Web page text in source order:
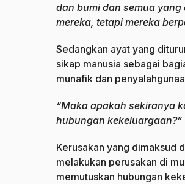
dan bumi dan semua
mereka, tetapi mereka
Sedangkan ayat yang
sikap manusia sebagai
munafik dan
“Maka apakah sekiranya
hubungan kekeluargaan?”
Kerusakan yang dimaksud
melakukan perusakan di
memutuskan hubungan